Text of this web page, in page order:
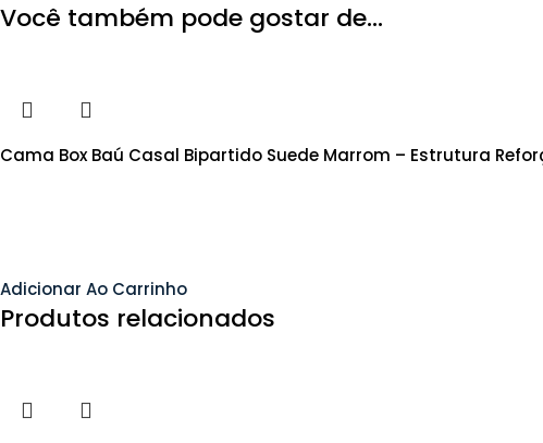
Você também pode gostar de…
Cama Box Baú Casal Bipartido Suede Marrom – Estrutura
Adicionar Ao Carrinho
Produtos relacionados